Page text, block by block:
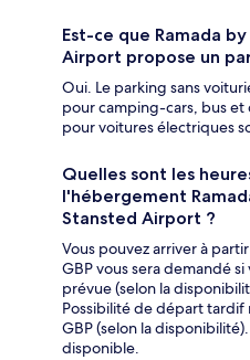
Est-ce que Ramada
Airport propose un
Oui. Le parking sans
pour camping-cars, bus
pour voitures électriques
Quelles sont les
l'hébergement
Stansted Airport ?
Vous pouvez arriver à
GBP vous sera demandé
prévue (selon la
Possibilité de départ
GBP (selon la
disponible.